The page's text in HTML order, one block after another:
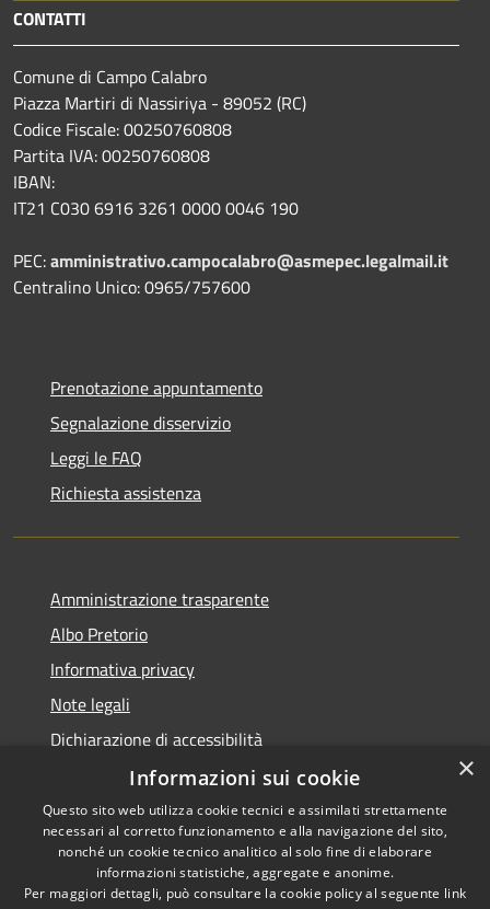
CONTATTI
Comune di Campo Calabro
Piazza Martiri di Nassiriya - 89052 (RC)
Codice Fiscale: 00250760808
Partita IVA: 00250760808
IBAN:
IT21 C030 6916 3261 0000 0046 190
PEC:amministrativo.campocalabro@asmepec.legalmail.it
Centralino Unico: 0965/757600
Prenotazione appuntamento
Segnalazione disservizio
Leggi le FAQ
Richiesta assistenza
Amministrazione trasparente
Albo Pretorio
Informativa privacy
Note legali
Dichiarazione di accessibilità
Accessibilità
Privacy
Copyright © 2026 • Comune di
Campo Calabro • Powered by
Municipium•Accesso
×
Informazioni sui cookie
Questo sito web utilizza cookie tecnici e assimilati strettamente
necessari al corretto funzionamento e alla navigazione del sito,
nonché un cookie tecnico analitico al solo fine di elaborare
informazioni statistiche, aggregate e anonime.
Per maggiori dettagli, può consultare la cookie policy al seguente link